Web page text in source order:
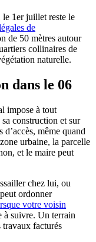
le 1er juillet reste le
de
de 50 mètres autour
collinaires de
naturelle.
dans le 06
impose à tout
construction et sur
d’accès, même quand
urbaine, la parcelle
et le maire peut
chez lui, ou
ordonner
votre voisin
à suivre. Un terrain
travaux facturés